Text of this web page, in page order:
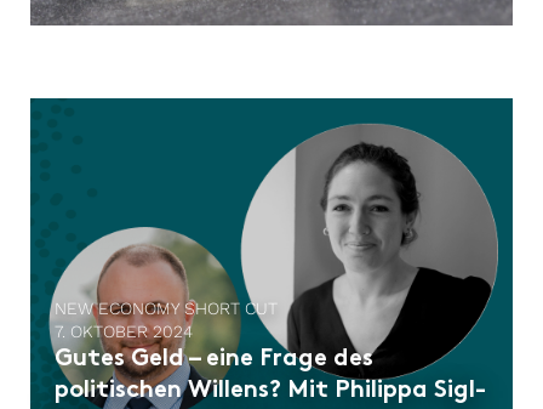
NEW ECONOMY SHORT CUT
7. OKTOBER 2024
Gutes Geld – eine Frage des
politischen Willens? Mit Philippa Sigl-